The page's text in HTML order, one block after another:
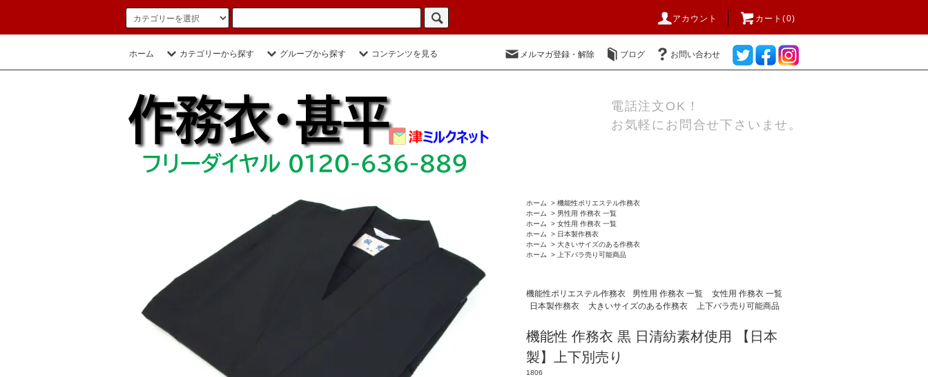
アカウント カート(0)
ホーム カテゴリーから探す グループから探す コンテンツを見る メルマガ登録・解除 ブログ お問い合わせ
電話注文OK！
お気軽にお問合せ下さいませ。
ホーム > 機能性ポリエステル作務衣
ホーム
> 男性用 作務衣 一覧
ホーム
> 女性用 作務衣 一覧
ホーム
> 日本製作務衣
ホーム
> 大きいサイズのある作務衣
ホーム
> 上下バラ売り可能商品
機能性ポリエステル作務衣 男性用 作務衣 一覧
女性用 作務衣 一覧
日本製作務衣
大きいサイズのある作務衣 上下バラ売り可能商品
機能性 作務衣 黒 日清紡素材使用 【日本
製】上下別売り
1806